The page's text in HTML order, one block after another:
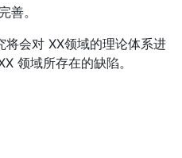
善。
会对 XX领域的理论体系进
领域所存在的缺陷。